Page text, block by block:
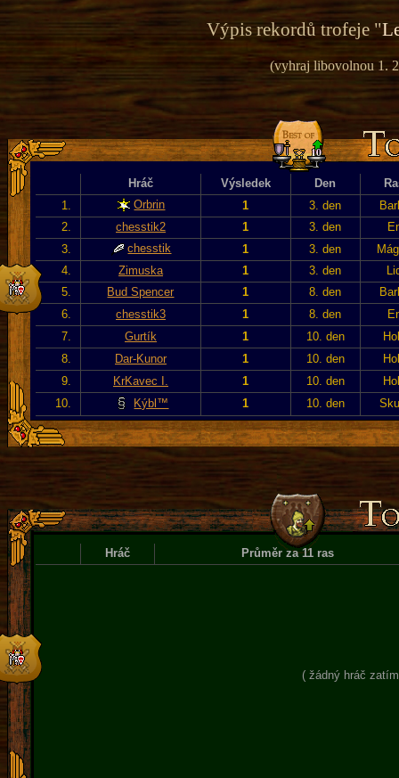
Výpis rekordů trofeje "
(vyhraj libovolnou 1.
Hráč Výsledek Den
1.
Orbrin 1 3. den
2.
chesstik2 1 3. den
3.
chesstik 1 3. den
4.
Zimuska 1 3. den
5.
Bud Spencer 1 8. den
6.
chesstik3 1 8. den
7.
Gurtík 1 10. den
8.
Dar-Kunor 1 10. den
9.
KrKavec I. 1 10. den
10.
Kýbl™ 1 10. den
Hráč Průměr za 11 ras
( žádný hráč